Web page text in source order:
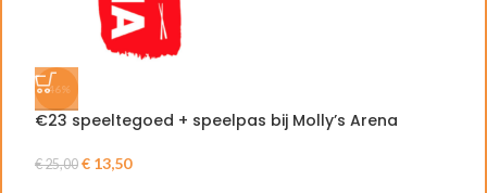
-46%
€23 speeltegoed + speelpas bij Molly’s Arena
€25,00 € 13,50